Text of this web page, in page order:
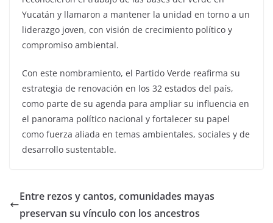
Yucatán y llamaron a mantener la unidad en torno a un
liderazgo joven, con visión de crecimiento político y
compromiso ambiental.
Con este nombramiento, el Partido Verde reafirma su
estrategia de renovación en los 32 estados del país,
como parte de su agenda para ampliar su influencia en
el panorama político nacional y fortalecer su papel
como fuerza aliada en temas ambientales, sociales y de
desarrollo sustentable.
Entre rezos y cantos, comunidades mayas
preservan su vínculo con los ancestros